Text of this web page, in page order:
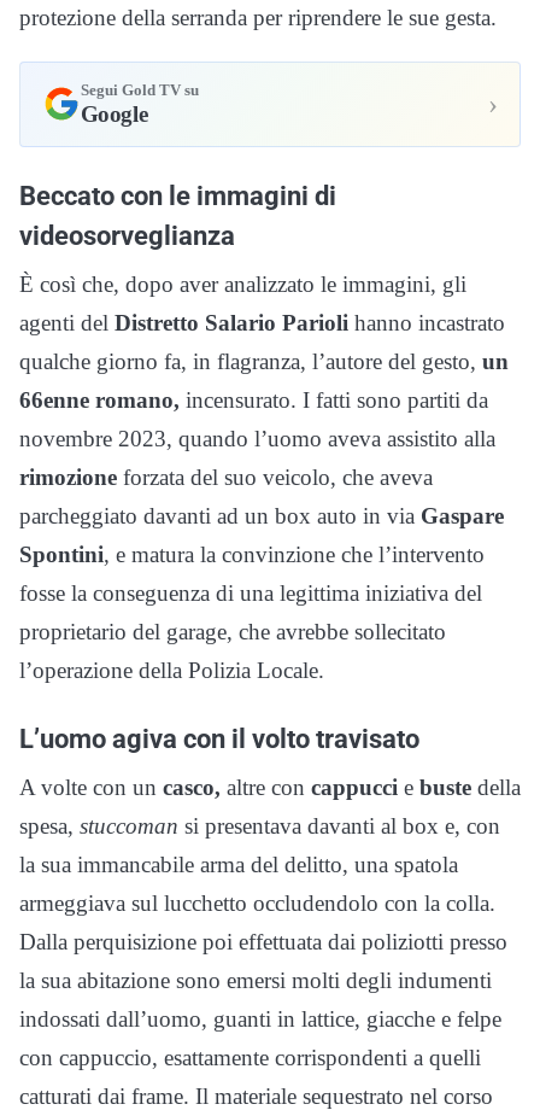
protezione della serranda per riprendere le sue gesta.
Segui Gold TV su
Google ›
Beccato con le immagini di
videosorveglianza
È così che, dopo aver analizzato le immagini, gli
agenti del Distretto Salario Parioli hanno incastrato
qualche giorno fa, in flagranza, l’autore del gesto, un
66enne romano, incensurato. I fatti sono partiti da
novembre 2023, quando l’uomo aveva assistito alla
rimozione forzata del suo veicolo, che aveva
parcheggiato davanti ad un box auto in via Gaspare
Spontini, e matura la convinzione che l’intervento
fosse la conseguenza di una legittima iniziativa del
proprietario del garage, che avrebbe sollecitato
l’operazione della Polizia Locale.
L’uomo agiva con il volto travisato
A volte con un casco, altre con cappucci e buste della
spesa, stuccoman si presentava davanti al box e, con
la sua immancabile arma del delitto, una spatola
armeggiava sul lucchetto occludendolo con la colla.
Dalla perquisizione poi effettuata dai poliziotti presso
la sua abitazione sono emersi molti degli indumenti
indossati dall’uomo, guanti in lattice, giacche e felpe
con cappuccio, esattamente corrispondenti a quelli
catturati dai frame. Il materiale sequestrato nel corso